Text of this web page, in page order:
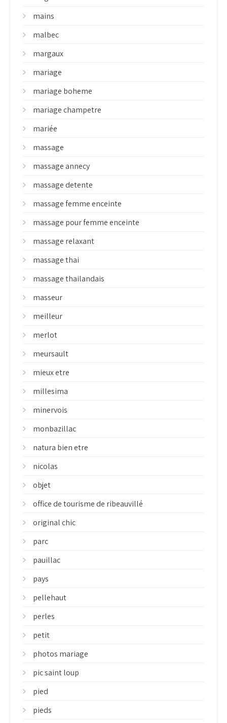
mains
malbec
margaux
mariage
mariage boheme
mariage champetre
mariée
massage
massage annecy
massage detente
massage femme enceinte
massage pour femme enceinte
massage relaxant
massage thai
massage thailandais
masseur
meilleur
merlot
meursault
mieux etre
millesima
minervois
monbazillac
natura bien etre
nicolas
objet
office de tourisme de ribeauvillé
original chic
parc
pauillac
pays
pellehaut
perles
petit
photos mariage
pic saint loup
pied
pieds